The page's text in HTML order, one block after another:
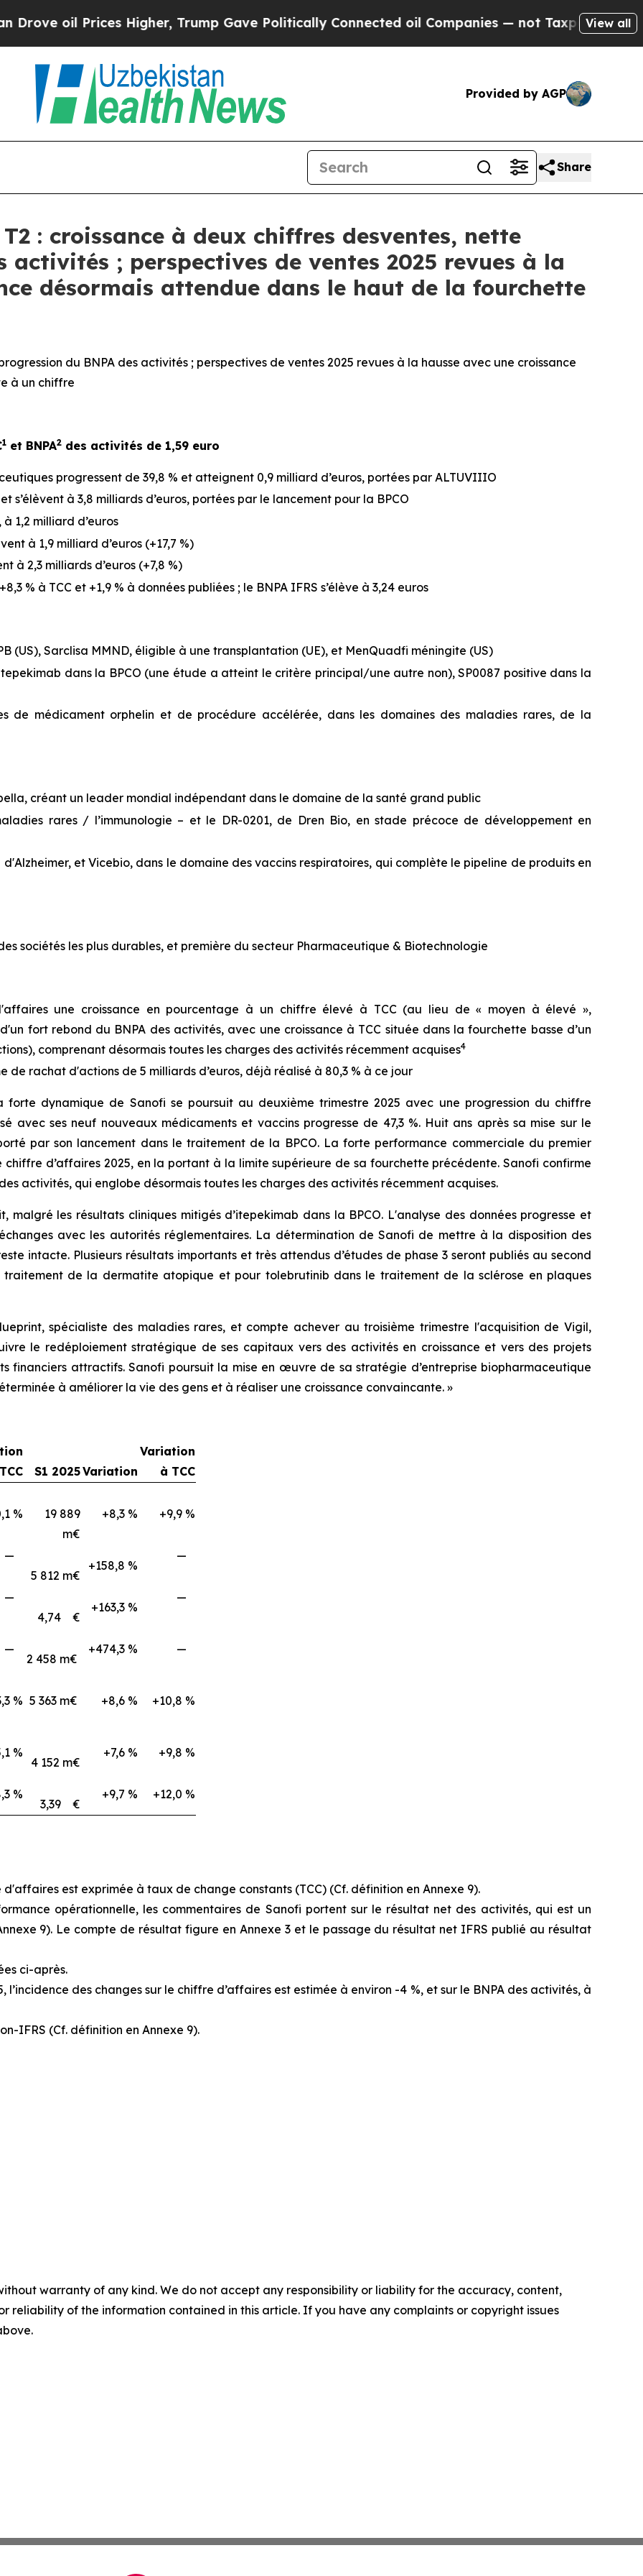
Higher, Trump Gave Politically Connected oil Companies — not Taxpayers — the Chance
View all
Provided by AGP
Share
: croissance à deux chiffres desventes, nette
activités ; perspectives de ventes 2025 revues à la
désormais attendue dans le haut de la fourchette
du BNPA des activités ; perspectives de ventes 2025 revues à la hausse avec une croissance
à un chiffre
1 et BNPA2 des activités de 1,59 euro
progressent de 39,8 % et atteignent 0,9 milliard d’euros, portées par ALTUVIIIO
s’élèvent à 3,8 milliards d’euros, portées par le lancement pour la BPCO
1,2 milliard d’euros
à 1,9 milliard d’euros (+17,7 %)
à 2,3 milliards d’euros (+7,8 %)
% à TCC et +1,9 % à données publiées ; le BNPA IFRS s’élève à 3,24 euros
(US), Sarclisa MMND, éligible à une transplantation (UE), et MenQuadfi méningite (US)
dans la BPCO (une étude a atteint le critère principal/une autre non), SP0087 positive dans la
de médicament orphelin et de procédure accélérée, dans les domaines des maladies rares, de la
créant un leader mondial indépendant dans le domaine de la santé grand public
rares / l’immunologie – et le DR-0201, de Dren Bio, en stade précoce de développement en
et Vicebio, dans le domaine des vaccins respiratoires, qui complète le pipeline de produits en
sociétés les plus durables, et première du secteur Pharmaceutique & Biotechnologie
une croissance en pourcentage à un chiffre élevé à TCC (au lieu de « moyen à élevé »,
fort rebond du BNPA des activités, avec une croissance à TCC située dans la fourchette basse d’un
comprenant désormais toutes les charges des activités récemment acquises4
de rachat d'actions de 5 milliards d’euros, déjà réalisé à 80,3 % à ce jour
forte dynamique de Sanofi se poursuit au deuxième trimestre 2025 avec une progression du chiffre
avec ses neuf nouveaux médicaments et vaccins progresse de 47,3 %. Huit ans après sa mise sur le
par son lancement dans le traitement de la BPCO. La forte performance commerciale du premier
d’affaires 2025, en la portant à la limite supérieure de sa fourchette précédente. Sanofi confirme
activités, qui englobe désormais toutes les charges des activités récemment acquises.
malgré les résultats cliniques mitigés d’itepekimab dans la BPCO. L'analyse des données progresse et
avec les autorités réglementaires. La détermination de Sanofi de mettre à la disposition des
intacte. Plusieurs résultats importants et très attendus d’études de phase 3 seront publiés au second
traitement de la dermatite atopique et pour tolebrutinib dans le traitement de la sclérose en plaques
spécialiste des maladies rares, et compte achever au troisième trimestre l'acquisition de Vigil,
le redéploiement stratégique de ses capitaux vers des activités en croissance et vers des projets
financiers attractifs. Sanofi poursuit la mise en œuvre de sa stratégie d’entreprise biopharmaceutique
à améliorer la vie des gens et à réaliser une croissance convaincante. »
S1 2025Variation
Variation
à TCC
%
19 889
m€
+8,3 % +9,9 %
—
5 812 m€
+158,8 %
—
—
4,74 €
+163,3 %
—
—
2 458 m€
+474,3 % —
% 5 363 m€ +8,6 % +10,8 %
%
4 152 m€
+7,6 % +9,8 %
%
3,39 €
+9,7 % +12,0 %
est exprimée à taux de change constants (TCC) (Cf. définition en Annexe 9).
opérationnelle, les commentaires de Sanofi portent sur le résultat net des activités, qui est un
9). Le compte de résultat figure en Annexe 3 et le passage du résultat net IFRS publié au résultat
ci-après.
des changes sur le chiffre d’affaires est estimée à environ -4 %, et sur le BNPA des activités, à
IFRS (Cf. définition en Annexe 9).
warranty of any kind. We do not accept any responsibility or liability for the accuracy, content,
reliability of the information contained in this article. If you have any complaints or copyright issues